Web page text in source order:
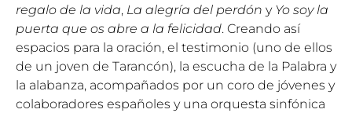
regalo de la vida, La alegría del perdón y Yo soy la
puerta que os abre a la felicidad. Creando así
espacios para la oración, el testimonio (uno de ellos
de un joven de Tarancón), la escucha de la Palabra y
la alabanza, acompañados por un coro de jóvenes y
colaboradores españoles y una orquesta sinfónica